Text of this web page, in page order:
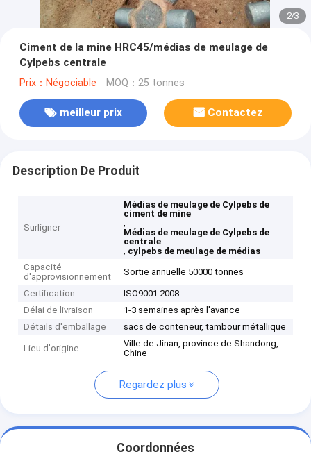
2/3
Ciment de la mine HRC45/médias de meulage de
Cylpebs centrale
Prix：Négociable MOQ：25 tonnes
meilleur prix Contactez
Description De Produit
Surligner
Médias de meulage de Cylpebs de
ciment de mine
,
Médias de meulage de Cylpebs de
centrale
, cylpebs de meulage de médias
Capacité
d'approvisionnement
Sortie annuelle 50000 tonnes
Certification
ISO9001:2008
Délai de livraison
1-3 semaines après l'avance
Détails d'emballage
sacs de conteneur, tambour métallique
Lieu d'origine
Ville de Jinan, province de Shandong,
Chine
Regardez plus
Coordonnées